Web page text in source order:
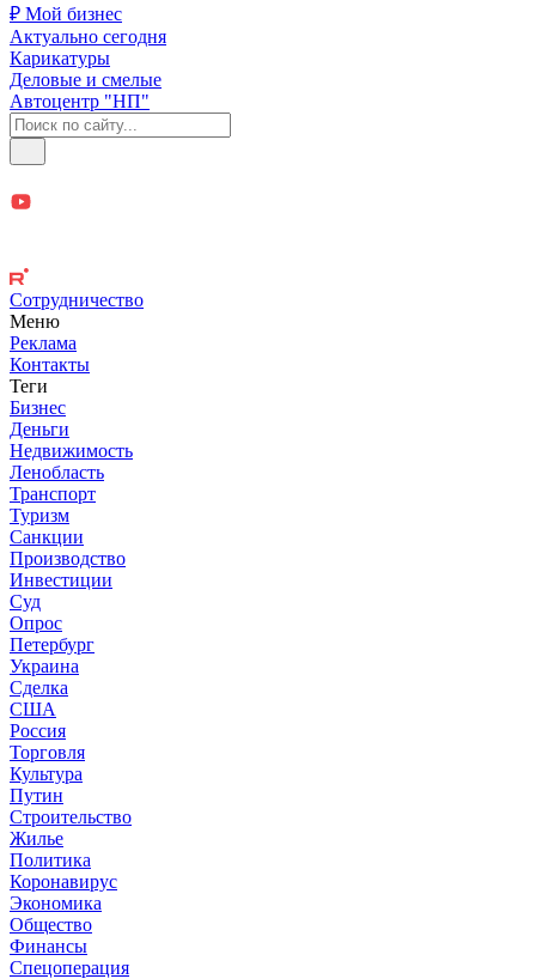
₽ Мой бизнес
Актуально сегодня
Карикатуры
Деловые и смелые
Автоцентр "НП"
Сотрудничество
Меню
Реклама
Контакты
Теги
Бизнес
Деньги
Недвижимость
Ленобласть
Транспорт
Туризм
Санкции
Производство
Инвестиции
Суд
Опрос
Петербург
Украина
Сделка
США
Россия
Торговля
Культура
Путин
Строительство
Жилье
Политика
Коронавирус
Экономика
Общество
Финансы
Спецоперация